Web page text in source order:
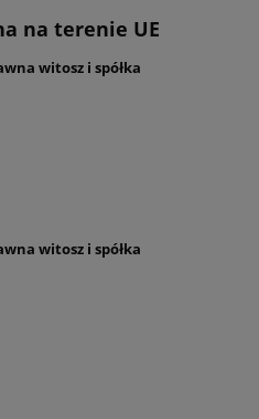
na terenie UE
witosz i spółka
witosz i spółka